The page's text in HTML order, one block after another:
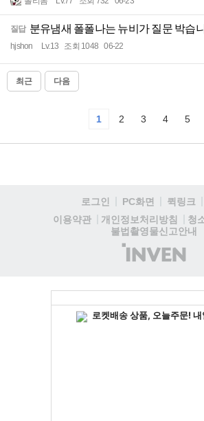
질답 분유냄새 폴폴나는 뉴비가 질문 박습
hjshon Lv.13 조회 1048 06-22
최근 다음
1 2 3 4 5
로그인 PC화면 퀵링크
이용약관
개인정보처리방침
청
불법촬영물신고안내
(주)
인